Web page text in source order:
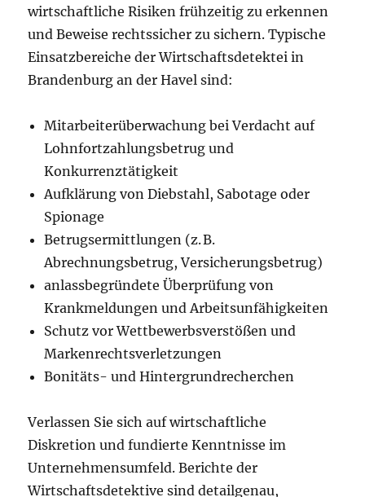
wirtschaftliche Risiken frühzeitig zu erkennen
und Beweise rechtssicher zu sichern. Typische
Einsatzbereiche der Wirtschaftsdetektei in
Brandenburg an der Havel sind:
Mitarbeiterüberwachung bei Verdacht auf
Lohnfortzahlungsbetrug und
Konkurrenztätigkeit
Aufklärung von Diebstahl, Sabotage oder
Spionage
Betrugsermittlungen (z. B.
Abrechnungsbetrug, Versicherungsbetrug)
anlassbegründete Überprüfung von
Krankmeldungen und Arbeitsunfähigkeiten
Schutz vor Wettbewerbsverstößen und
Markenrechtsverletzungen
Bonitäts- und Hintergrundrecherchen
Verlassen Sie sich auf wirtschaftliche
Diskretion und fundierte Kenntnisse im
Unternehmensumfeld. Berichte der
Wirtschaftsdetektive sind detailgenau,